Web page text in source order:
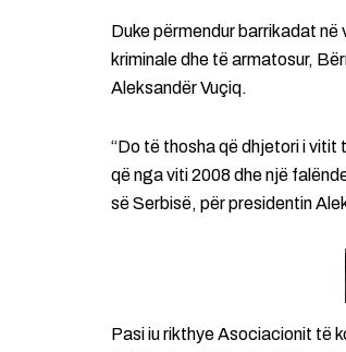
Duke përmendur barrikadat
kriminale dhe të armatosur,
Aleksandër Vuçiq.
“Do të thosha që dhjetori i vitit
që nga viti 2008 dhe një
së Serbisë, për presidentin
Pasi iu rikthye Asociacionit të